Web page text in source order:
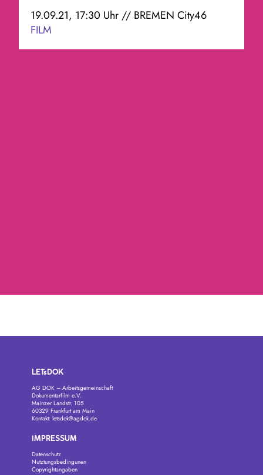
19.09.21, 17:30 Uhr // BREMEN City46
FILM
LETsDOK
AG DOK – Arbeitsgemeinschaft
Dokumentarfilm e.V.
Mainzer Landstr. 105
60329 Frankfurt am Main
Kontakt: letsdok@agdok.de
IMPRESSUM
Datenschutz
Nutztungsbedingunen
Copyrightangaben